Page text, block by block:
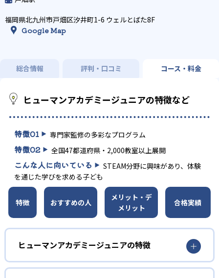
福岡県北九州市戸畑区汐井町1-6 ウェルとばた8F
Google Map
総合情報 評判・口コミ コース・料金
ヒューマンアカデミージュニアの特徴など
特徴01 専門家監修の多彩なプログラム
特徴02 全国47都道府県・2,000教室以上展開
こんな人に向いている
STEAM分野に興味があり、体験
を通じた学びを求める子ども
特徴 おすすめの人
メリット・デ
メリット
合格実績
ヒューマンアカデミージュニアの特徴
1
多彩なコースラインナップ